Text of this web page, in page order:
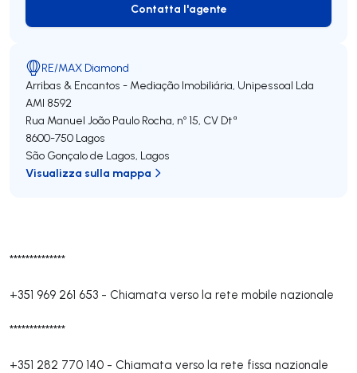
**************
+351 969 261 653 - Chiamata verso la rete mobile nazionale
**************
+351 282 770 140 - Chiamata verso la rete fissa nazionale
Contatta l'agente
Contatta l'agente
RE/MAX Diamond
Arribas & Encantos - Mediação Imobiliária, Unipessoal Lda
AMI 8592
Rua Manuel João Paulo Rocha, nº 15, CV Dtª
8600-750 Lagos
São Gonçalo de Lagos, Lagos
Visualizza sulla mappa